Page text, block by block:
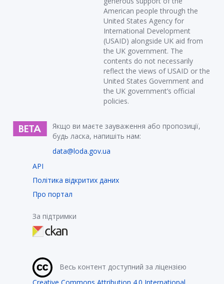
American people through the
United States Agency for
International Development
(USAID) alongside UK aid from
the UK government. The
contents do not necessarily
reflect the views of USAID or the
United States Government and
the UK government’s official
policies.
Якщо ви маєте зауваження або пропозиції,
будь ласка, напишіть нам:
data@loda.gov.ua
API
Політика відкритих даних
Про портал
За підтримки
Весь контент доступний за ліцензією